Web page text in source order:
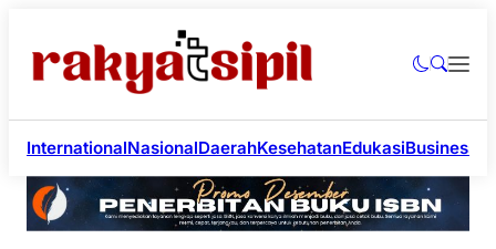
InternationalNasionalDaerahKesehatanEdukasiBusiness